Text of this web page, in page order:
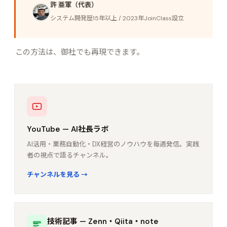
許 亜軍（代表）
システム開発歴15年以上 / 2023年JoinClass設立
この方法は、御社でも再現できます。
YouTube — AI社長ラボ
AI活用・業務自動化・DX経営のノウハウを毎週発信。実践
者の視点で語るチャンネル。
チャンネルを見る →
技術記事 — Zenn・Qiita・note